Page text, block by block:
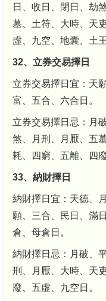
日、收日、閉日、劫
墓、土符、大時、天
虛、九空、地囊、土
32、立券交易擇日
立券交易擇日宜：天
富、五合、六合日。
立券交易擇日忌：月
煞、月刑、月厭、五
耗、四窮、五離、四
33、納財擇日
納財擇日宜：天德、
願、三合、民日、滿
倉、母倉日。
納財擇日忌：月破、
刑、月厭、大時、天
廢、五虛、九空日。